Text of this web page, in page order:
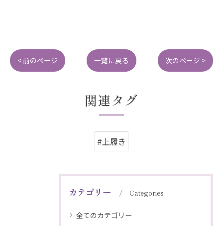
< 前のページ 一覧に戻る 次のページ >
関連タグ
#上履き
カテゴリー Categories
全てのカテゴリー